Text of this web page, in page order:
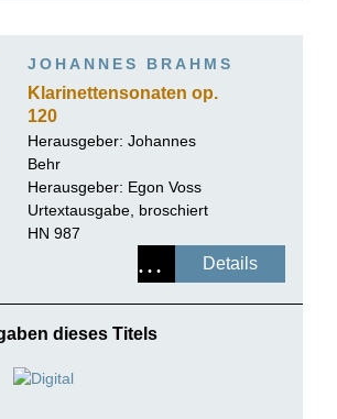
JOHANNES BRAHMS
Klarinettensonaten op.
120
Herausgeber: Johannes
Behr
Herausgeber: Egon Voss
Urtextausgabe, broschiert
HN 987
Details
dieses Titels